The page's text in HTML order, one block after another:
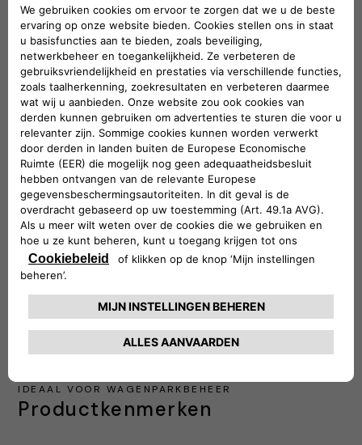
Dan volgt de tweede fase met de creatie van
de Corporate Web Portalwaar specifieke
rollen zoals Site Managers en bevoegd
personeel inloggen om sites, laders en
gerelateerde instellingen zoals tarieven en
prijsstructuren te configureren.
Tot slot gaat de derde fase over demobiele
appwaarmee bestuurders zich kunnen
registreren met behulp van bedrijfscodes, de
Laadpas kunnen koppelen aan hun profiel,
indien nodig betaalmethoden kunnen
activeren en gemakkelijk bedrijfslaadstations
kunnen vinden om te beginnen met opladen.
Neem contact met ons op
IDEAAL VOOR WAGENPARKBEHEER
Productkenmerken